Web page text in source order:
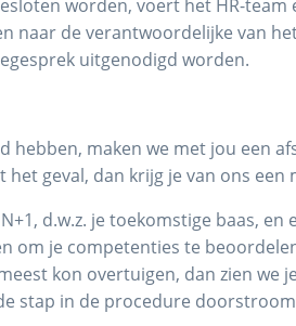
worden, voert het HR-
naar de verantwoordelijke van
uitgenodigd worden.
maken we met jou een
geval, dan krijg je van ons
d.w.z. je toekomstige baas,
om je competenties te
kon overtuigen, dan zien we
stap in de procedure